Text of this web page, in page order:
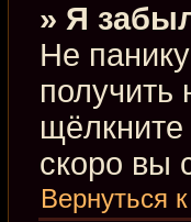
» Я
Не
скоро вы
Вернуться